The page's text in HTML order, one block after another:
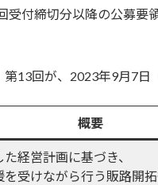
付締切分以降の公募要
13回が、2023年9月7日
概要
経営計画に基づき、
受けながら行う販路開